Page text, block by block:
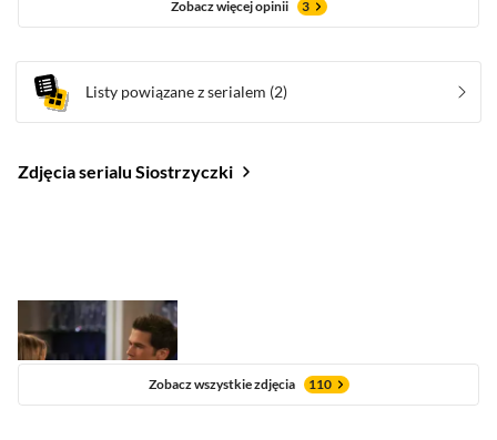
Zobacz więcej opinii 3
Listy powiązane z serialem (2)
Zdjęcia serialu Siostrzyczki
Zobacz wszystkie zdjęcia 110